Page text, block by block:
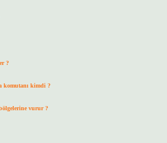
?
komutanı kimdi ?
vurur ?